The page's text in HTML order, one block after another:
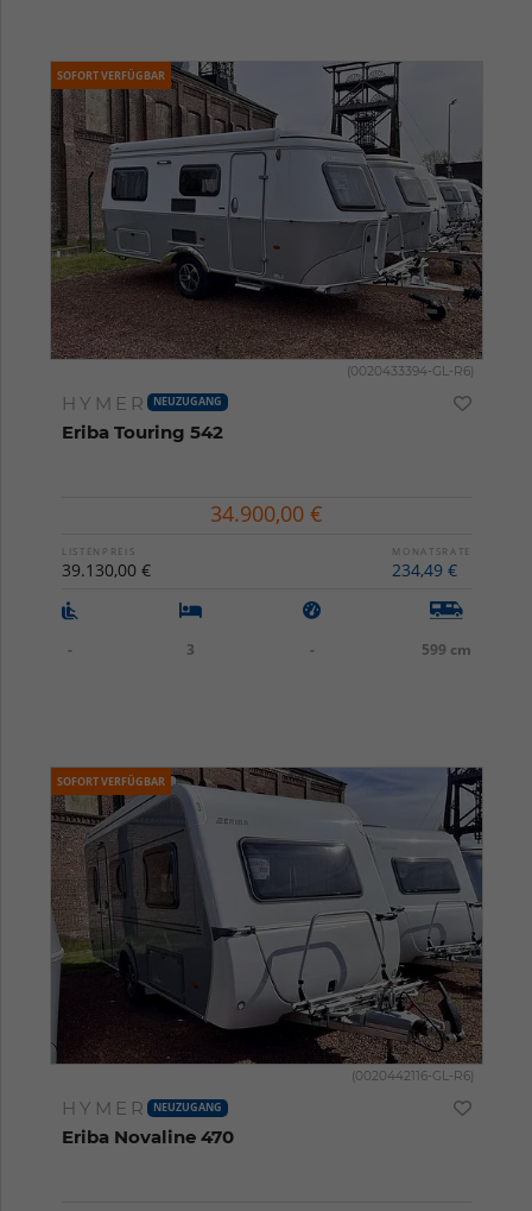
SOFORT VERFÜGBAR
HYMER NEUZUGANG
Eriba Touring 542
(0020433394-GL-R6)
34.900,00 €
LISTENPREIS
39.130,00 €
MONATSRATE
234,49 €
- 3 - 599 cm
SOFORT VERFÜGBAR
HYMER NEUZUGANG
Eriba Novaline 470
(0020442116-GL-R6)